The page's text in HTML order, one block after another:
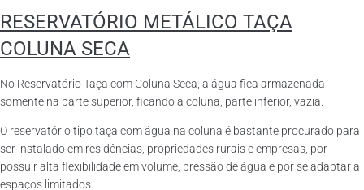
RESERVATÓRIO METÁLICO TAÇA
COLUNA SECA
No Reservatório Taça com Coluna Seca, a água fica armazenada
somente na parte superior, ficando a coluna, parte inferior, vazia.
O reservatório tipo taça com água na coluna é bastante procurado para
ser instalado em residências, propriedades rurais e empresas, por
possuir alta flexibilidade em volume, pressão de água e por se adaptar a
espaços limitados.